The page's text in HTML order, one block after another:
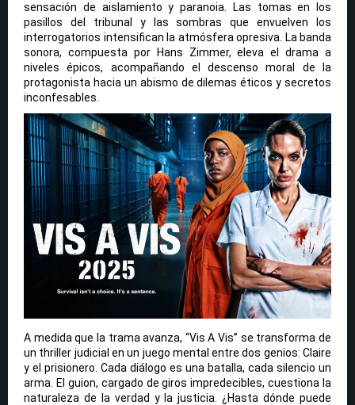
sensación de aislamiento y paranoia. Las tomas en los
pasillos del tribunal y las sombras que envuelven los
interrogatorios intensifican la atmósfera opresiva. La banda
sonora, compuesta por Hans Zimmer, eleva el drama a
niveles épicos, acompañando el descenso moral de la
protagonista hacia un abismo de dilemas éticos y secretos
inconfesables.
A medida que la trama avanza, “Vis A Vis” se transforma de
un thriller judicial en un juego mental entre dos genios: Claire
y el prisionero. Cada diálogo es una batalla, cada silencio un
arma. El guion, cargado de giros impredecibles, cuestiona la
naturaleza de la verdad y la justicia. ¿Hasta dónde puede